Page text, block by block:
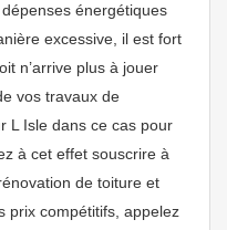
énergétiques
excessive, il est fort
n’arrive plus à jouer
vos travaux de
L Isle dans ce cas pour
à cet effet souscrire à
de toiture et
prix compétitifs, appelez